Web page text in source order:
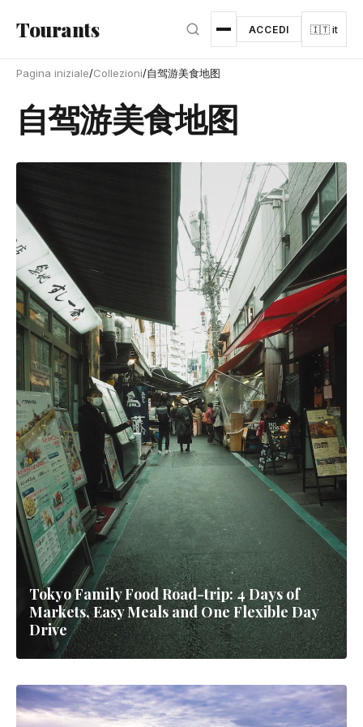
Tourants ACCEDI 🇮🇹 it
Pagina iniziale/Collezioni/自驾游美食地图
自驾游美食地图
Tokyo Family Food Road-trip: 4 Days of
Markets, Easy Meals and One Flexible Day
Drive